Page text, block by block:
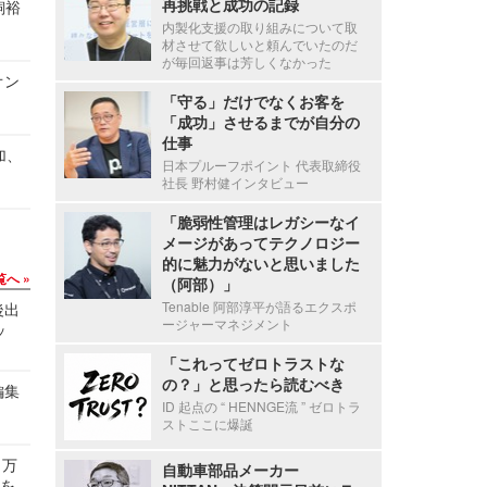
裕
へ
集
再挑戦と成功の記録
内製化支援の取り組みについて取
材させて欲しいと頼んでいたのだ
が毎回返事は芳しくなかった
「守る」だけでなくお客を
「成功」させるまでが自分の
仕事
日本プルーフポイント 代表取締役
社長 野村健インタビュー
「脆弱性管理はレガシーなイ
メージがあってテクノロジー
的に魅力がないと思いました
（阿部）」
Tenable 阿部淳平が語るエクスポ
ージャーマネジメント
「これってゼロトラストな
の？」と思ったら読むべき
ID 起点の “ HENNGE流 ” ゼロトラ
ストここに爆誕
自動車部品メーカー